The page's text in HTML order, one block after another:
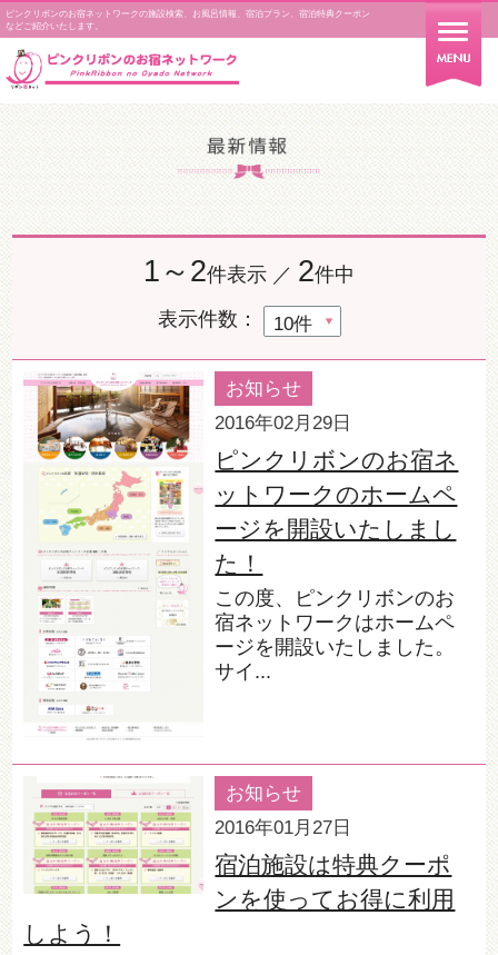
ピンクリボンのお宿ネットワークの施設検索、お風呂情報、宿泊プラン、宿泊特典クーポン
などご紹介いたします。
1～2件表示 ／ 2件中
表示件数：
お知らせ
2016年02月29日
ピンクリボンのお宿ネ
ットワークのホームペ
ージを開設いたしまし
た！
この度、ピンクリボンのお
宿ネットワークはホームペ
ージを開設いたしました。
サイ...
お知らせ
2016年01月27日
宿泊施設は特典クーポ
ンを使ってお得に利用
しよう！